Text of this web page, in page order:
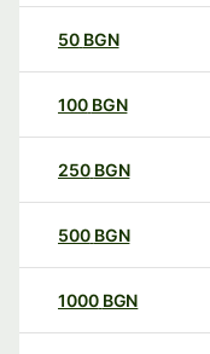
50 BGN
100 BGN
250 BGN
500 BGN
1000 BGN